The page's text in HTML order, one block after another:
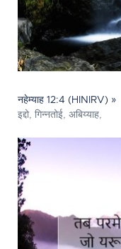
नहेम्याह 12:4 (HINIRV) »
इद्दो, गिन्‍नतोई, अबिय्याह,